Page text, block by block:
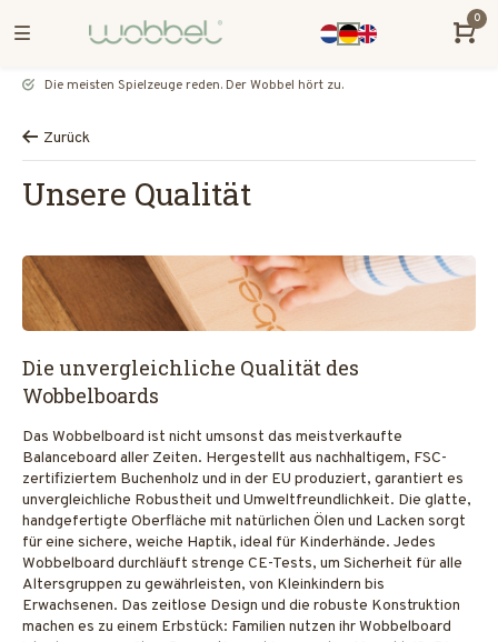
0
Die meisten Spielzeuge reden. Der Wobbel hört zu.
Zurück
Unsere Qualität
Die unvergleichliche Qualität des
Wobbelboards
Das Wobbelboard ist nicht umsonst das meistverkaufte
Balanceboard aller Zeiten. Hergestellt aus nachhaltigem, FSC-
zertifiziertem Buchenholz und in der EU produziert, garantiert es
unvergleichliche Robustheit und Umweltfreundlichkeit. Die glatte,
handgefertigte Oberfläche mit natürlichen Ölen und Lacken sorgt
für eine sichere, weiche Haptik, ideal für Kinderhände. Jedes
Wobbelboard durchläuft strenge CE-Tests, um Sicherheit für alle
Altersgruppen zu gewährleisten, von Kleinkindern bis
Erwachsenen. Das zeitlose Design und die robuste Konstruktion
machen es zu einem Erbstück: Familien nutzen ihr Wobbelboard